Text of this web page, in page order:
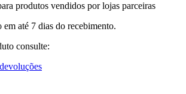
produtos vendidos por lojas parceiras
até 7 dias do recebimento.
consulte: